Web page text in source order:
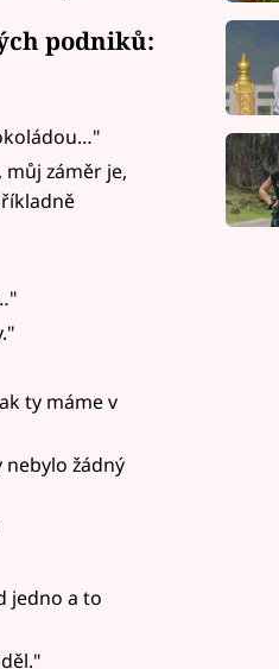
podniků:
záměr je,
ty máme v
žádný
jedno a to